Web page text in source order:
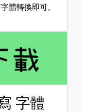
體轉換即可。
字體